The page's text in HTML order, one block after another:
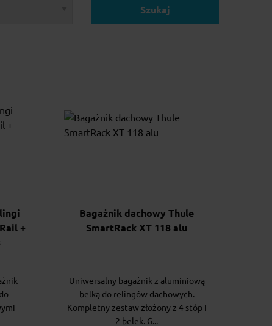
Szukaj
+
Bagażnik dachowy Thule
SmartRack XT 118 alu
Uniwersalny bagażnik z aluminiową
belką do relingów dachowych.
Kompletny zestaw złożony z 4 stóp i
2 belek. G...